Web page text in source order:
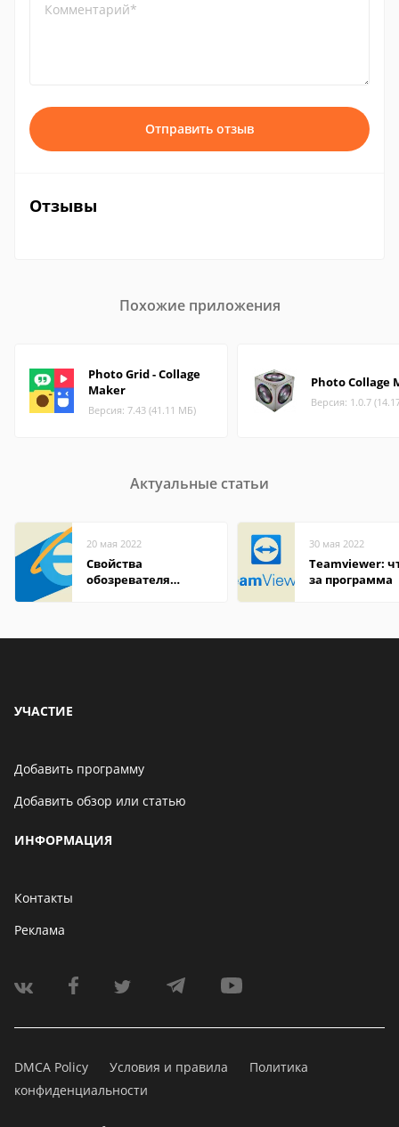
Комментарий*
Отправить отзыв
Отзывы
Похожие приложения
Photo Grid - Collage
Maker
Версия: 7.43 (41.11 МБ)
Photo Collage
Версия: 1.0.7
Актуальные статьи
20 мая 2022
Свойства
обозревателя
30 мая 2022
Teamviewer:
за программа
УЧАСТИЕ
Добавить программу
Добавить обзор или статью
ИНФОРМАЦИЯ
Контакты
Реклама
DMCA Policy Условия и правила
Политика
конфиденциальности